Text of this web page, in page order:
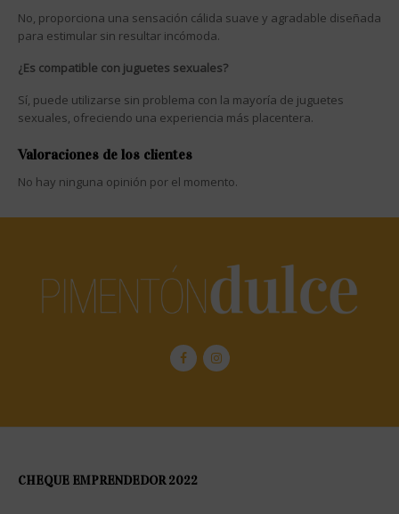
No, proporciona una sensación cálida suave y agradable diseñada
para estimular sin resultar incómoda.
¿Es compatible con juguetes sexuales?
Sí, puede utilizarse sin problema con la mayoría de juguetes
sexuales, ofreciendo una experiencia más placentera.
Valoraciones de los clientes
No hay ninguna opinión por el momento.
CHEQUE EMPRENDEDOR 2022